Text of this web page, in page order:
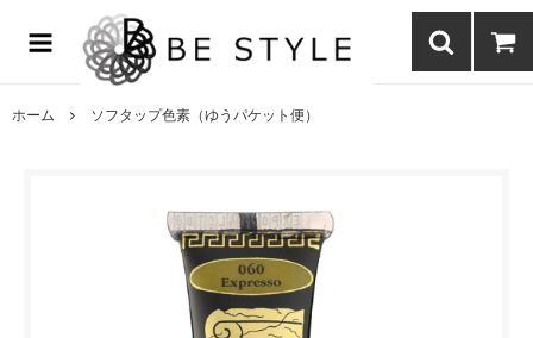
まつげエクステ商材の通販・まつげパーマ・ボディジュエリーなどまつ
げ商材・美容商材の通販｜BE STYLE beauty shop
ホーム ソフタップ色素（ゆうパケット便）